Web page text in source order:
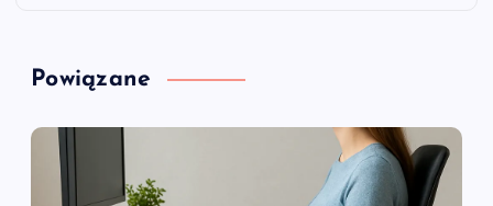
a
c
Powiązane